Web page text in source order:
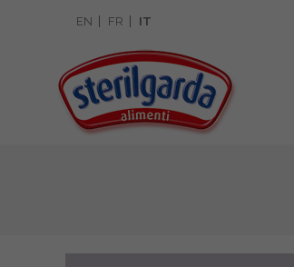
EN FR IT